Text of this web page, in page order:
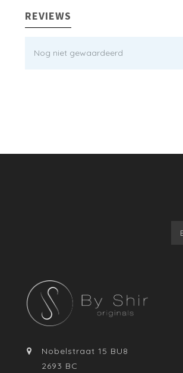
REVIEWS
Nog niet gewaardeerd
Nobelstraat 15 BU8
2693 BC